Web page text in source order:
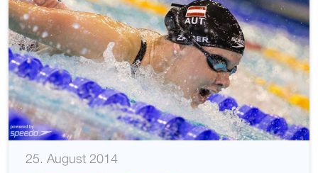
25. August 2014